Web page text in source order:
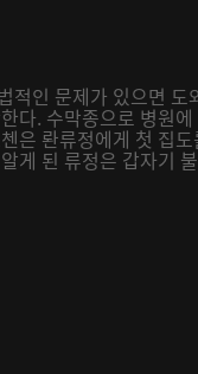
적인 문제가 있으면
다. 수막종으로 병원
은 롼류정에게 첫 집
게 된 류정은 갑자기